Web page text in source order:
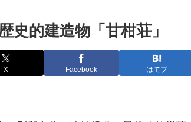
史的建造物「甘柑荘」
X Facebook はてブ